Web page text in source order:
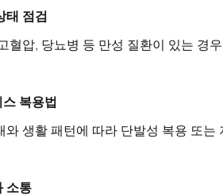
태 점검
혈압, 당뇨병 등 만성 질환이 있는 경
복용법
와 생활 패턴에 따라 단발성 복용 또
소통